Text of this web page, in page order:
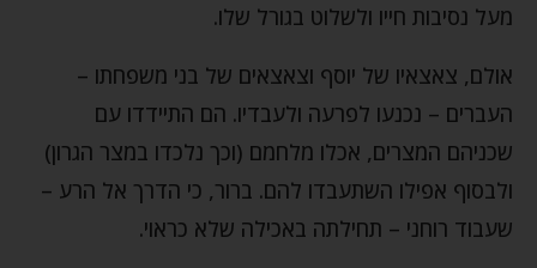
מעל נסיבות חייו ולשלוט בגורל שלו.
אולם, צאצאיו של יוסף וצאצאים של בני משפחתו –
העברים – נכנעו לפרעה ולעבדיו. הם התיידדו עם
שכניהם המצרים, אכלו מלחמם (וכך נלכדו במצר הגרון)
ולבסוף אפילו השתעבדו להם. ברור, כי הדרך אל הרע –
שעבוד רוחני – תחילתה באכילה שלא כראוי.